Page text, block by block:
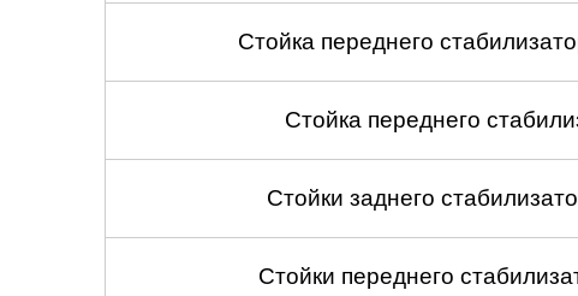
Стойка переднего
Стойка переднего
Стойки заднего
Стойки переднего